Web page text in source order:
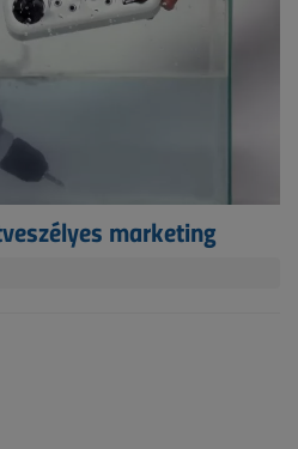
marketing